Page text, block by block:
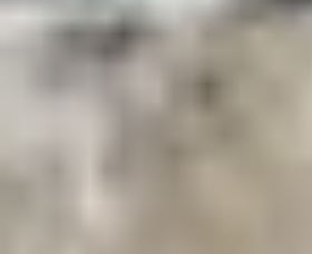
θεσπιστούν νέα πρότυπα θορύβου
υπερηχητική πτήση πάνω από ξηρά.
Η κληρονομιά του
υπήρξε υπερηχητικό